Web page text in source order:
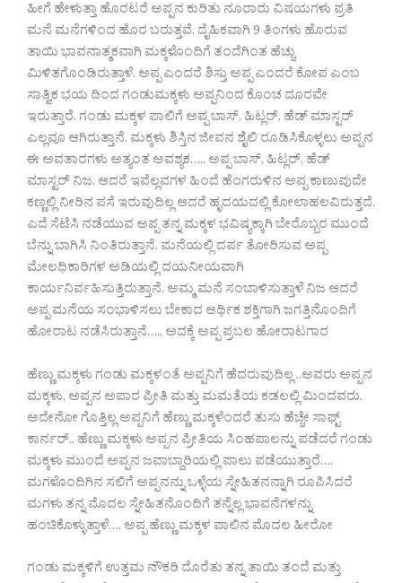
ಹೀಗೆ ಹೇಳುತ್ತಾ ಹೊರಟರೆ ಅಪ್ಪನ ಕುರಿತು ನೂರಾರು ವಿಷಯಗಳು ಪ್ರತಿ
ಮನೆ ಮನೆಗಳಿಂದ ಹೊರ ಬರುತ್ತವೆ. ದೈಹಿಕವಾಗಿ 9 ತಿಂಗಳು ಹೊರುವ
ತಾಯಿ ಭಾವನಾತ್ಮಕವಾಗಿ ಮಕ್ಕಳೊಂದಿಗೆ ತಂದೆಗಿಂತ ಹೆಚ್ಚು
ಮಿಳಿತಗೊಂಡಿರುತ್ತಾಳೆ. ಅಪ್ಪ ಎಂದರೆ ಶಿಸ್ತು ಅಪ್ಪ ಎಂದರೆ ಕೋಪ ಎಂಬ
ಸಾತ್ವಿಕ ಭಯ ದಿಂದ ಗಂಡುಮಕ್ಕಳು ಅಪ್ಪನಿಂದ ಕೊಂಚ ದೂರವೇ
ಇರುತ್ತಾರೆ. ಗಂಡು ಮಕ್ಕಳ ಪಾಲಿಗೆ ಅಪ್ಪ ಬಾಸ್, ಹಿಟ್ಲರ್, ಹೆಡ್ ಮಾಸ್ಟರ್
ಎಲ್ಲವೂ ಆಗಿರುತ್ತಾನೆ. ಮಕ್ಕಳು ಶಿಸ್ತಿನ ಜೀವನ ಶೈಲಿ ರೂಡಿಸಿಕೊಳ್ಳಲು ಅಪ್ಪನ
ಈ ಅವತಾರಗಳು ಅತ್ಯಂತ ಅವಶ್ಯಕ….. ಅಪ್ಪ ಬಾಸ್, ಹಿಟ್ಲರ್, ಹೆಡ್
ಮಾಸ್ಟರ್ ನಿಜ. ಆದರೆ ಇವೆಲ್ಲವಗಳ ಹಿಂದೆ ಹೆಂಗರುಳಿನ ಅಪ್ಪ ಕಾಣುವುದೇ
ಕಣ್ಣಲ್ಲಿ ನೀರಿನ ಪಸೆ ಇರುವುದಿಲ್ಲ ಆದರೆ ಹೃದಯದಲ್ಲಿ ಕೋಲಾಹಲವಿರುತ್ತದೆ.
ಎದೆ ಸೆಟೆಸಿ ನಡೆಯುವ ಅಪ್ಪ ತನ್ನ ಮಕ್ಕಳ ಭವಿಷ್ಯಕ್ಕಾಗಿ ಬೇರೊಬ್ಬರ ಮುಂದೆ
ಬೆನ್ನು ಬಾಗಿಸಿ ನಿಂತಿರುತ್ತಾನೆ. ಮನೆಯಲ್ಲಿ ದರ್ಪ ತೋರಿಸುವ ಅಪ್ಪ
ಮೇಲಧಿಕಾರಿಗಳ ಅಡಿಯಲ್ಲಿ ದಯನೀಯವಾಗಿ
ಕಾರ್ಯನಿರ್ವಹಿಸುತ್ತಿರುತ್ತಾನೆ. ಅಮ್ಮ ಮನೆ ಸಂಬಾಳಿಸುತ್ತಾಳೆ ನಿಜ ಆದರೆ
ಅಪ್ಪ ಮನೆಯ ಸಂಭಾಳಿಸಲು ಬೇಕಾದ ಆರ್ಥಿಕ ಶಕ್ತಿಗಾಗಿ ಜಗತ್ತಿನೊಂದಿಗೆ
ಹೋರಾಟ ನಡೆಸಿರುತ್ತಾನೆ….. ಅದಕ್ಕೆ ಅಪ್ಪ ಪ್ರಬಲ ಹೋರಾಟಗಾರ
ಹೆಣ್ಣು ಮಕ್ಕಳು ಗಂಡು ಮಕ್ಕಳಂತೆ ಅಪ್ಪನಿಗೆ ಹೆದರುವುದಿಲ್ಲ ..ಅವರು ಅಪ್ಪನ
ಮಕ್ಕಳು, ಅಪ್ಪನ ಅಪಾರ ಪ್ರೀತಿ ಮತ್ತು ಮಮತೆಯ ಕಡಲಲ್ಲಿ ಮಿಂದವರು.
ಅದೇನೋ ಗೊತ್ತಿಲ್ಲ ಅಪ್ಪನಿಗೆ ಹೆಣ್ಣು ಮಕ್ಕಳೆಂದರೆ ತುಸು ಹೆಚ್ಚೇ ಸಾಫ್ಟ್
ಕಾರ್ನರ್.. ಹೆಣ್ಣು ಮಕ್ಕಳು ಅಪ್ಪನ ಪ್ರೀತಿಯ ಸಿಂಹಪಾಲನ್ನು ಪಡೆದರೆ ಗಂಡು
ಮಕ್ಕಳು ಮುಂದೆ ಅಪ್ಪನ ಜವಾಬ್ದಾರಿಯಲ್ಲಿ ಪಾಲು ಪಡೆಯುತ್ತಾರೆ….
ಮಗಳೊಂದಿಗಿನ ಸಲಿಗೆ ಅಪ್ಪನನ್ನು ಒಳ್ಳೆಯ ಸ್ನೇಹಿತನನ್ನಾಗಿ ರೂಪಿಸಿದರೆ
ಮಗಳು ತನ್ನ ಮೊದಲ ಸ್ನೇಹಿತನೊಂದಿಗೆ ತನ್ನೆಲ್ಲ ಭಾವನೆಗಳನ್ನು
ಹಂಚಿಕೊಳ್ಳುತ್ತಾಳೆ…. ಅಪ್ಪ ಹೆಣ್ಣು ಮಕ್ಕಳ ಪಾಲಿನ ಮೊದಲ ಹೀರೋ
ಗಂಡು ಮಕ್ಕಳಿಗೆ ಉತ್ತಮ ನೌಕರಿ ದೊರೆತು ತನ್ನ ತಾಯಿ ತಂದೆ ಮತ್ತು